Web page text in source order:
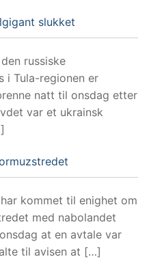
slukket
russiske
i Tula-regionen er
natt til onsdag etter
var et ukrainsk
kommet til enighet om
med nabolandet
at en avtale var
til avisen at […]